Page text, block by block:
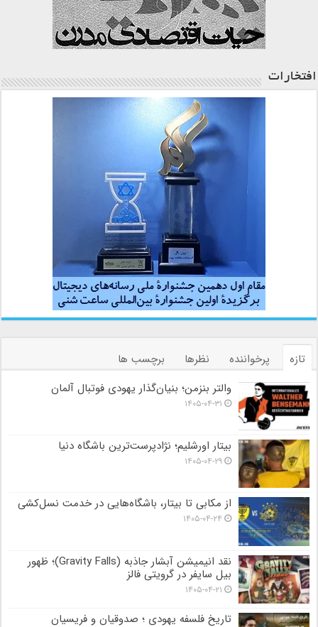
افتخارات
تازه پرخواننده نظرها
برچسب ها
والتر بنزمن؛ بنیان‌گذار یهودی فوتبال آلمان
۱۴۰۵-۰۴-۳۱
بیتار اورشلیم؛ نژادپرست‌ترین باشگاه دنیا
۱۴۰۵-۰۴-۲۹
از مکابی تا بیتار، باشگاه‌هایی در خدمت نسل‌کشی
۱۴۰۵-۰۴-۲۴
نقد انیمیشن آبشار جاذبه (Gravity Falls)؛ ظهور
بیل سایفر در گرویتی فالز
۱۴۰۵-۰۴-۲۱
تاریخ فلسفه یهودی ؛ صدوقیان و فریسیان